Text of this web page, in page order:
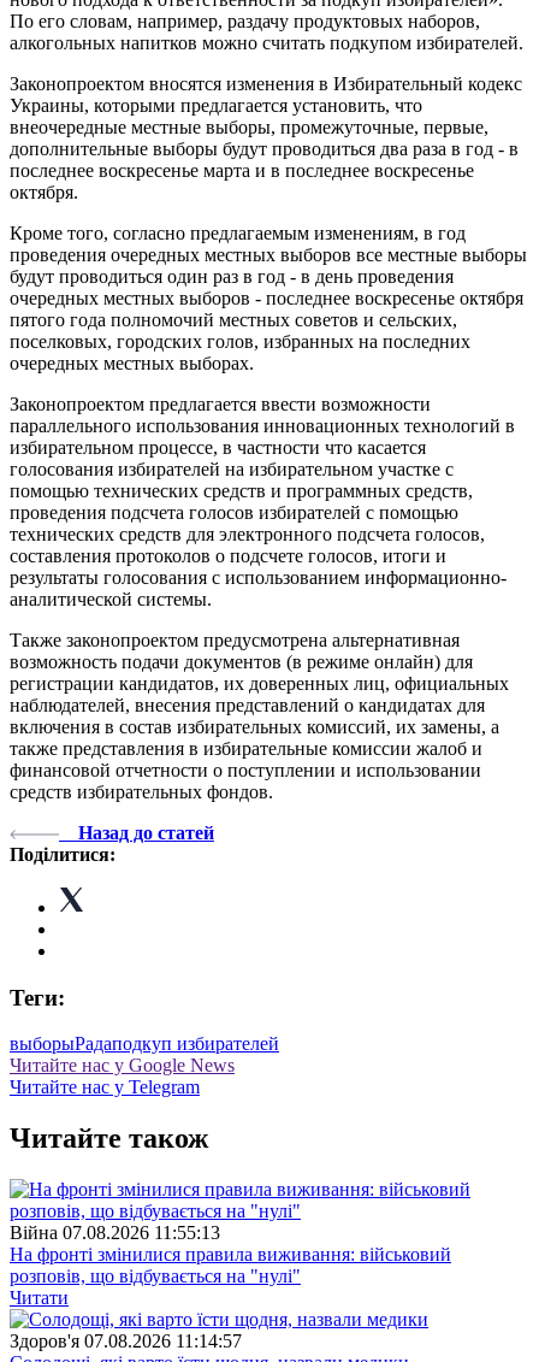
По его словам, например, раздачу продуктовых наборов,
алкогольных напитков можно считать подкупом избирателей.
Законопроектом вносятся изменения в Избирательный кодекс
Украины, которыми предлагается установить, что
внеочередные местные выборы, промежуточные, первые,
дополнительные выборы будут проводиться два раза в год - в
последнее воскресенье марта и в последнее воскресенье
октября.
Кроме того, согласно предлагаемым изменениям, в год
проведения очередных местных выборов все местные выборы
будут проводиться один раз в год - в день проведения
очередных местных выборов - последнее воскресенье октября
пятого года полномочий местных советов и сельских,
поселковых, городских голов, избранных на последних
очередных местных выборах.
Законопроектом предлагается ввести возможности
параллельного использования инновационных технологий в
избирательном процессе, в частности что касается
голосования избирателей на избирательном участке с
помощью технических средств и программных средств,
проведения подсчета голосов избирателей с помощью
технических средств для электронного подсчета голосов,
составления протоколов о подсчете голосов, итоги и
результаты голосования с использованием информационно-
аналитической системы.
Также законопроектом предусмотрена альтернативная
возможность подачи документов (в режиме онлайн) для
регистрации кандидатов, их доверенных лиц, официальных
наблюдателей, внесения представлений о кандидатах для
включения в состав избирательных комиссий, их замены, а
также представления в избирательные комиссии жалоб и
финансовой отчетности о поступлении и использовании
средств избирательных фондов.
Назад до статей
Поділитися:
Теги:
выборыРадаподкуп избирателей
Читайте нас у Google News
Читайте нас у Telegram
Читайте також
Війна 07.08.2026 11:55:13
На фронті змінилися правила виживання: військовий
розповів, що відбувається на "нулі"
Читати
Здоров'я 07.08.2026 11:14:57